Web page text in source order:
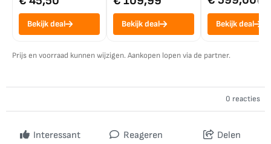
Bekijk deal Bekijk deal Bekijk deal
Prijs en voorraad kunnen wijzigen. Aankopen lopen via de partner.
0 reacties
Interessant Reageren Delen